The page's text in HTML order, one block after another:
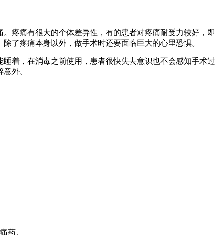
疼痛有很大的个体差异性，有的患者对疼痛耐受力较好，即
了疼痛本身以外，做手术时还要面临巨大的心里恐惧。
着，在消毒之前使用，患者很快失去意识也不会感知手术过
外。
药。